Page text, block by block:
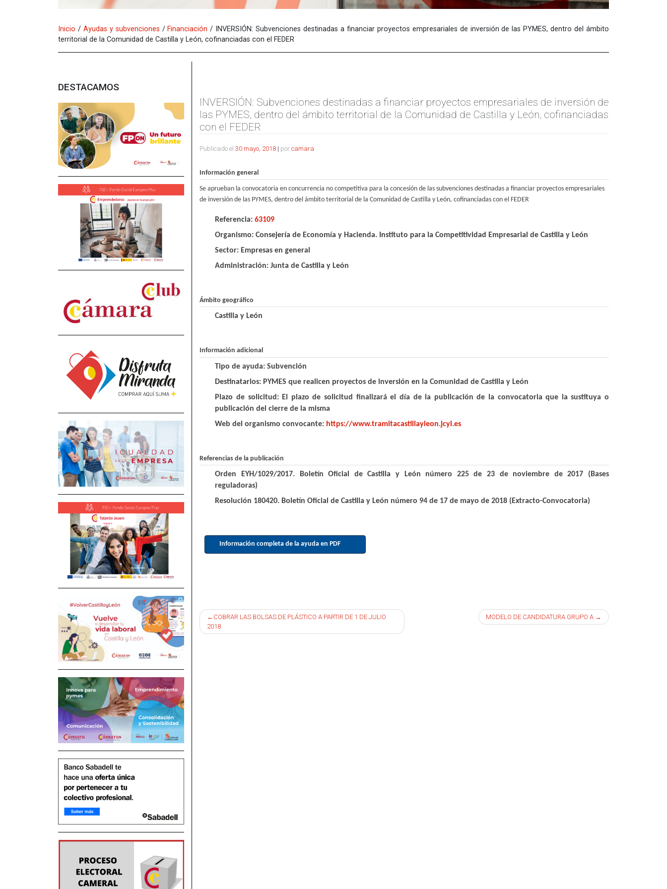
Inicio / Ayudas y subvenciones / Financiación /
INVERSIÓN: Subvenciones destinadas a financiar proyectos empresariales de inversión de las PYMES, dentro del ámbito
territorial de la Comunidad de Castilla y León, cofinanciadas con el FEDER
DESTACAMOS
INVERSIÓN: Subvenciones destinadas a financiar proyectos empresariales de inversión de
las PYMES, dentro del ámbito territorial de la Comunidad de Castilla y León, cofinanciadas
con el FEDER
Publicado el 30 mayo, 2018 | por camara
Información general
Se aprueban la convocatoria en concurrencia no competitiva para la concesión de las subvenciones destinadas a financiar proyectos empresariales
de inversión de las PYMES, dentro del ámbito territorial de la Comunidad de Castilla y León, cofinanciadas con el FEDER
Referencia:63109
Organismo:Consejería de Economía y Hacienda. Instituto para la Competitividad Empresarial de Castilla y León
Sector: Empresas en general
Administración:Junta de Castilla y León
Ámbito geográfico
Castilla y León
Información adicional
Tipo de ayuda:Subvención
Destinatarios: PYMES que realicen proyectos de inversión en la Comunidad de Castilla y León
Plazo de solicitud: El plazo de solicitud finalizará el día de la publicación de la convocatoria que la sustituya o
publicación del cierre de la misma
Web del organismo convocante: https://www.tramitacastillayleon.jcyl.es
Referencias de la publicación
Orden EYH/1029/2017. Boletín Oficial de Castilla y León número 225 de 23 de noviembre de 2017 (Bases
reguladoras)
Resolución 180420. Boletín Oficial de Castilla y León número 94 de 17 de mayo de 2018 (Extracto-Convocatoria)
Información completa de la ayuda en PDF
Navegación
de
COBRAR LAS BOLSAS DE PLÁSTICO A PARTIR DE 1 DE JULIO
2018
MODELO DE CANDIDATURA GRUPO A